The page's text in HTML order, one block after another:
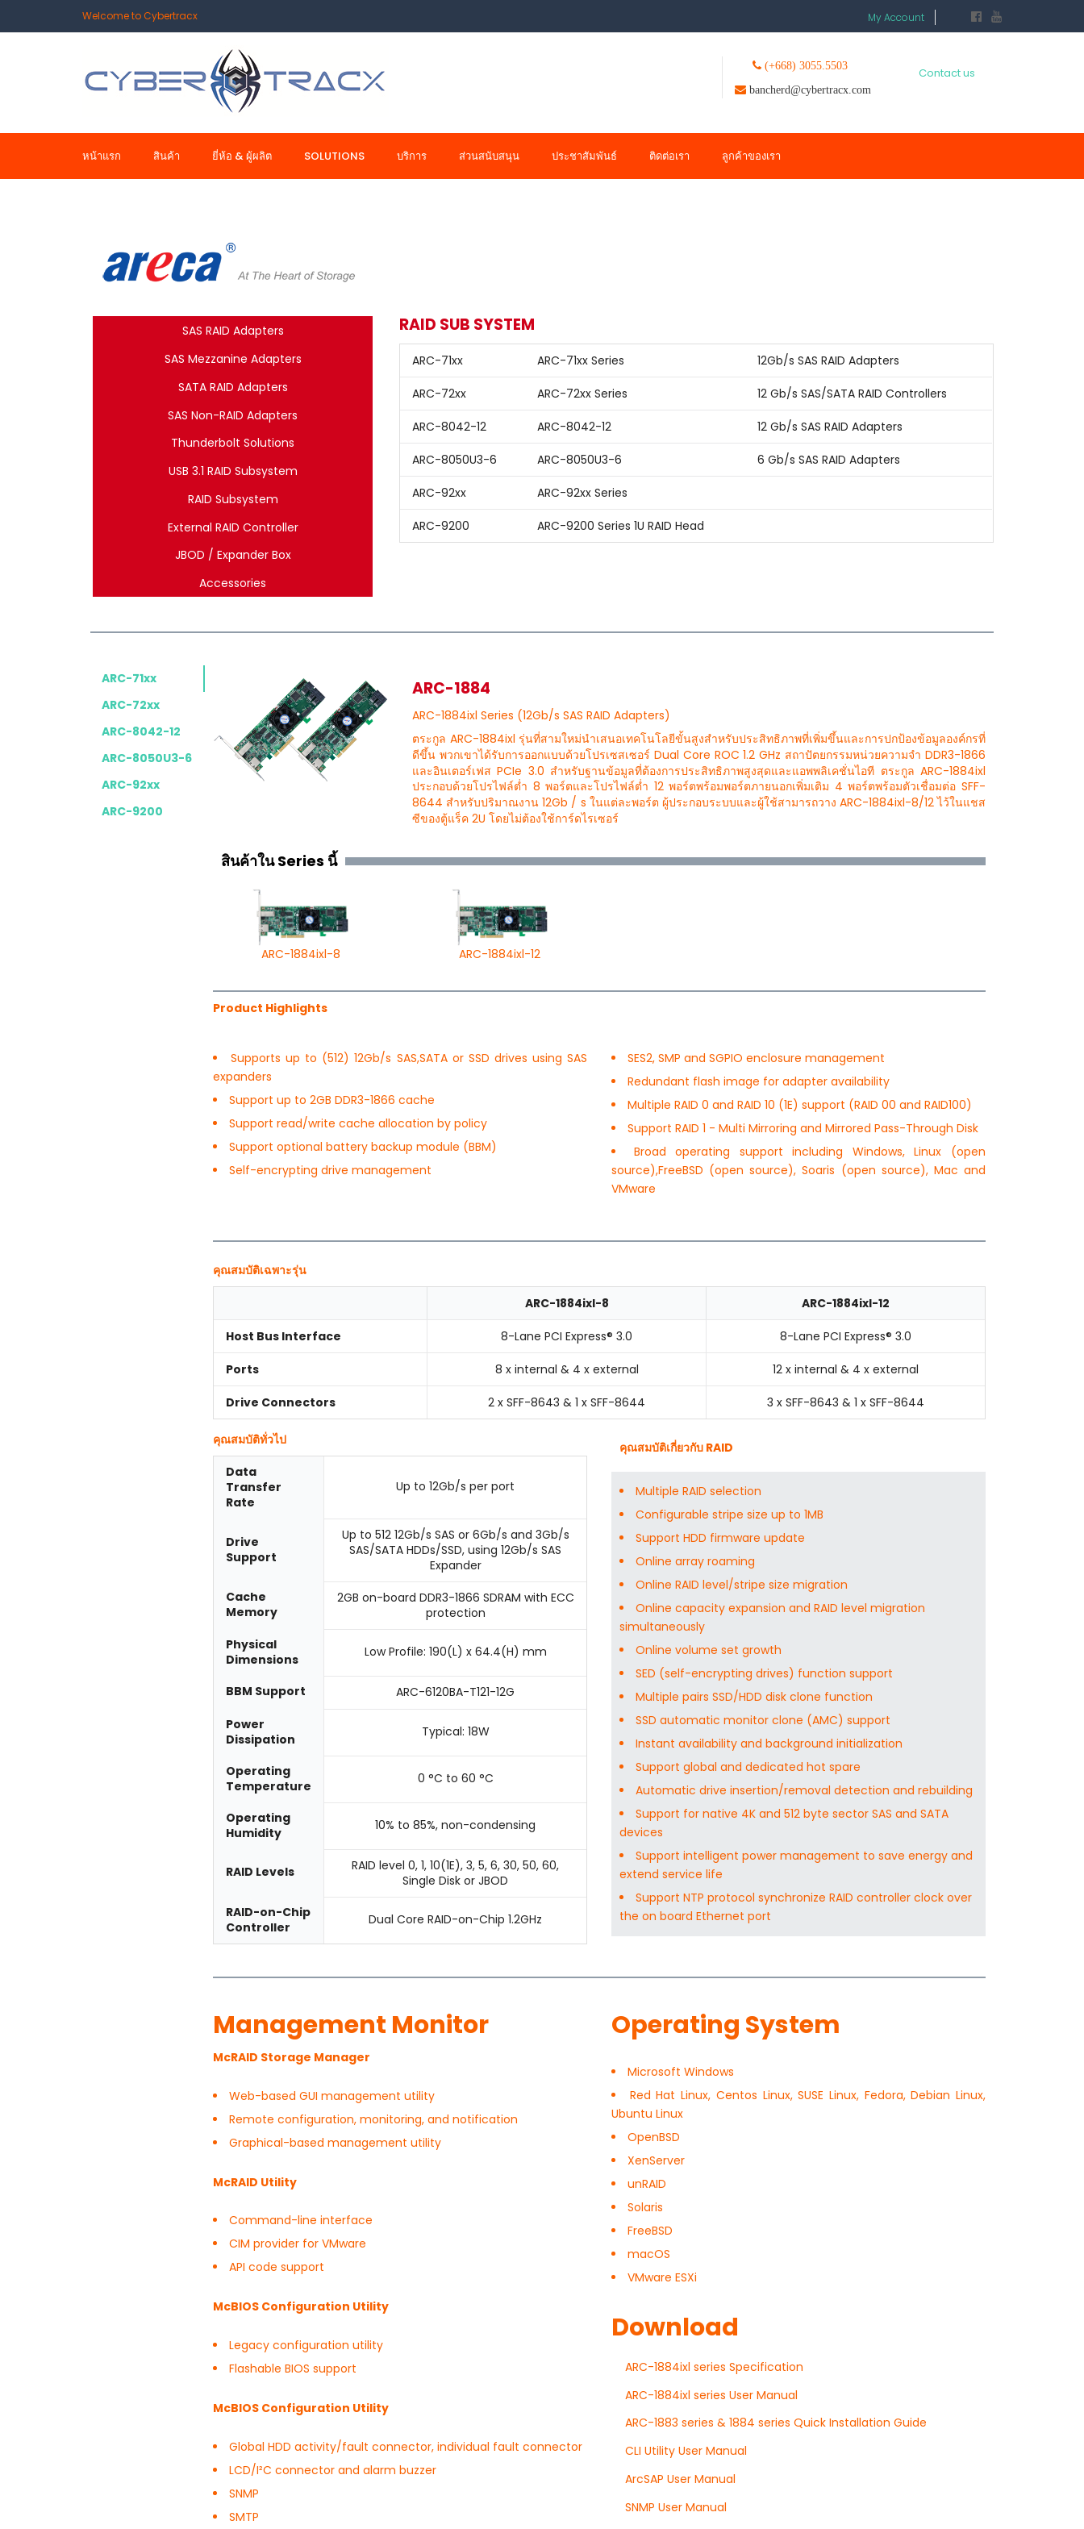
Welcome to Cybertracx My Account
(+668) 3055.5503
bancherd@cybertracx.com
Contact us
หน้าแรก สินค้า ยี่ห้อ & ผู้ผลิต SOLUTIONS บริการ ส่วนสนับสนุน ประชาสัมพันธ์ ติดต่อเรา ลูกค้าของเรา
SAS RAID Adapters
SAS Mezzanine Adapters
SATA RAID Adapters
SAS Non-RAID Adapters
Thunderbolt Solutions
USB 3.1 RAID Subsystem
RAID Subsystem
External RAID Controller
JBOD / Expander Box
Accessories
RAID SUB SYSTEM
ARC-71xx ARC-71xx Series 12Gb/s SAS RAID Adapters
ARC-72xx ARC-72xx Series 12 Gb/s SAS/SATA RAID Controllers
ARC-8042-12 ARC-8042-12 12 Gb/s SAS RAID Adapters
ARC-8050U3-6 ARC-8050U3-6 6 Gb/s SAS RAID Adapters
ARC-92xx ARC-92xx Series
ARC-9200 ARC-9200 Series 1U RAID Head
ARC-71xx
ARC-72xx
ARC-8042-12
ARC-8050U3-6
ARC-92xx
ARC-9200
ARC-1884
ARC-1884ixl Series (12Gb/s SAS RAID Adapters)
ตระกูล ARC-1884ixl รุ่นที่สามใหม่นำเสนอเทคโนโลยีขั้นสูงสำหรับประสิทธิภาพที่เพิ่มขึ้นและการปกป้องข้อมูลองค์กรที่
ดีขึ้น พวกเขาได้รับการออกแบบด้วยโปรเซสเซอร์ Dual Core ROC 1.2 GHz สถาปัตยกรรมหน่วยความจำ DDR3-1866
และอินเตอร์เฟส PCIe 3.0 สำหรับฐานข้อมูลที่ต้องการประสิทธิภาพสูงสุดและแอพพลิเคชั่นไอที ตระกูล ARC-1884ixl
ประกอบด้วยโปรไฟล์ต่ำ 8 พอร์ตและโปรไฟล์ต่ำ 12 พอร์ตพร้อมพอร์ตภายนอกเพิ่มเติม 4 พอร์ตพร้อมตัวเชื่อมต่อ SFF-
8644 สำหรับปริมาณงาน 12Gb / s ในแต่ละพอร์ต ผู้ประกอบระบบและผู้ใช้สามารถวาง ARC-1884ixl-8/12 ไว้ในแชส
ซีของตู้แร็ค 2U โดยไม่ต้องใช้การ์ดไรเซอร์
สินค้าใน Series นี้
ARC-1884ixl-8 ARC-1884ixl-12
Product Highlights
Supports up to (512) 12Gb/s SAS,SATA or SSD drives using SAS
expanders
Support up to 2GB DDR3-1866 cache
Support read/write cache allocation by policy
Support optional battery backup module (BBM)
Self-encrypting drive management
SES2, SMP and SGPIO enclosure management
Redundant flash image for adapter availability
Multiple RAID 0 and RAID 10 (1E) support (RAID 00 and RAID100)
Support RAID 1 - Multi Mirroring and Mirrored Pass-Through Disk
Broad operating support including Windows, Linux (open
source),FreeBSD (open source), Soaris (open source), Mac and
VMware
คุณสมบัติเฉพาะรุ่น
ARC-1884ixl-8 ARC-1884ixl-12
Host Bus Interface 8-Lane PCI Express® 3.0 8-Lane PCI Express® 3.0
Ports 8 x internal & 4 x external 12 x internal & 4 x external
Drive Connectors 2 x SFF-8643 & 1 x SFF-8644 3 x SFF-8643 & 1 x SFF-8644
คุณสมบัติทั่วไป
Data
Transfer
Rate
Up to 12Gb/s per port
Drive
Support
Up to 512 12Gb/s SAS or 6Gb/s and 3Gb/s
SAS/SATA HDDs/SSD, using 12Gb/s SAS
Expander
Cache
Memory
2GB on-board DDR3-1866 SDRAM with ECC
protection
Physical
Dimensions
Low Profile: 190(L) x 64.4(H) mm
BBM Support
ARC-6120BA-T121-12G
Power
Dissipation
Typical: 18W
Operating
Temperature
0 °C to 60 °C
Operating
Humidity
10% to 85%, non-condensing
RAID Levels
RAID level 0, 1, 10(1E), 3, 5, 6, 30, 50, 60,
Single Disk or JBOD
RAID-on-Chip
Controller
Dual Core RAID-on-Chip 1.2GHz
คุณสมบัติเกี่ยวกับ RAID
Multiple RAID selection
Configurable stripe size up to 1MB
Support HDD firmware update
Online array roaming
Online RAID level/stripe size migration
Online capacity expansion and RAID level migration
simultaneously
Online volume set growth
SED (self-encrypting drives) function support
Multiple pairs SSD/HDD disk clone function
SSD automatic monitor clone (AMC) support
Instant availability and background initialization
Support global and dedicated hot spare
Automatic drive insertion/removal detection and rebuilding
Support for native 4K and 512 byte sector SAS and SATA
devices
Support intelligent power management to save energy and
extend service life
Support NTP protocol synchronize RAID controller clock over
the on board Ethernet port
Management Monitor
McRAID Storage Manager
Web-based GUI management utility
Remote configuration, monitoring, and notification
Graphical-based management utility
McRAID Utility
Command-line interface
CIM provider for VMware
API code support
McBIOS Configuration Utility
Legacy configuration utility
Flashable BIOS support
McBIOS Configuration Utility
Global HDD activity/fault connector, individual fault connector
LCD/I²C connector and alarm buzzer
SNMP
SMTP
Operating System
Microsoft Windows
Red Hat Linux, Centos Linux, SUSE Linux, Fedora, Debian Linux,
Ubuntu Linux
OpenBSD
XenServer
unRAID
Solaris
FreeBSD
macOS
VMware ESXi
Download
ARC-1884ixl series Specification
ARC-1884ixl series User Manual
ARC-1883 series & 1884 series Quick Installation Guide
CLI Utility User Manual
ArcSAP User Manual
SNMP User Manual